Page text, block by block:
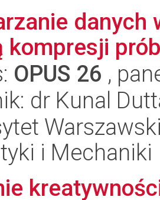
danych
kompresji
OPUS 26 ,
dr Kunal
i Mechaniki